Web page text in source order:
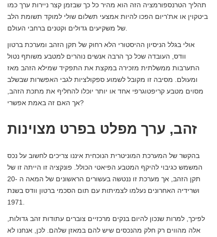
תהליך הטרנספורמציה הזה הוא מהיר כל כך שבזמן קצר ניירות ערך כמו
ביטקוין או את'ריום הפכו להיות אמצעי תשלום שולי למוקד תשומת הלב
אולי בגלל הניסיון ההיסטורי הלא רחוק של תקן הזהב ומערכת ברטון
וודס, העובדה שכל כך הרבה אנשים נוהרים למטבע משותף נטול
התערבות ממשלתית מזכירה במקצת את התפקיד שמילא הזהב מאז
ומעולם. מסיבה זו מקובל לשמוע ספקולציות לגבי האפשרות שבשלב
מסוים מטבע קריפטוגרפי אחד או יותר יוכלו להחליף את מתכת הזהב,
אך האם זה באמת אפשרי?
זהב, ערך מפלט בפרט מצוינות
בהקשר של המערכת המוניטרית הנוכחית איננו צריכים לחשוב על נכס
המשמש כגיבוי להיקף המטבע הפיאטי הכולל. פונקציה זו הייתה זו של
תקן הזהב, אך מערכת זו ננטשה בעשורים הראשונים של המאה ה -20
ושרידיה האחרונים נעלמו לצמיתות עם תום הסכמי ברטון וודס בשנת
לפיכך, למרות שנכון להיום בנקים מרכזיים צוברים עתודות זהב גדולות,
אלה מהווים רק חלק מהנכסים שיש להם במאזן שלהם. לכן, אנחנו לא